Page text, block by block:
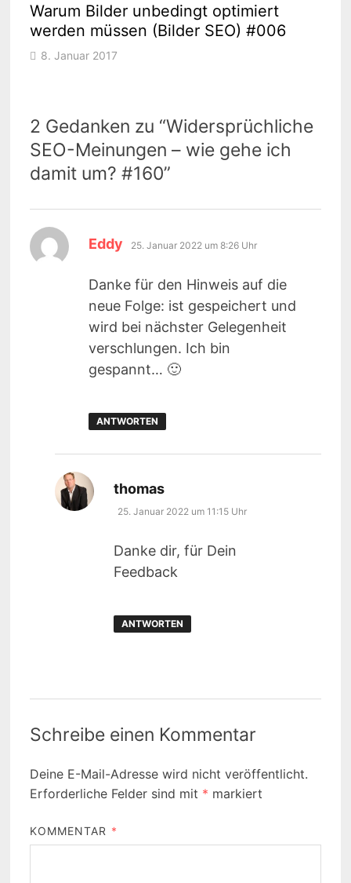
Warum Bilder unbedingt optimiert
werden müssen (Bilder SEO) #006
8. Januar 2017
2 Gedanken zu “Widersprüchliche
SEO-Meinungen – wie gehe ich
damit um? #160”
Eddy sagt:
25. Januar 2022 um 8:26 Uhr
Danke für den Hinweis auf die
neue Folge: ist gespeichert und
wird bei nächster Gelegenheit
verschlungen. Ich bin
gespannt… 🙂
ANTWORTEN
thomas
25. Januar 2022 um 11:15 Uhr
Danke dir, für Dein
Feedback
ANTWORTEN
Schreibe einen Kommentar
Deine E-Mail-Adresse wird nicht veröffentlicht.
Erforderliche Felder sind mit * markiert
KOMMENTAR *